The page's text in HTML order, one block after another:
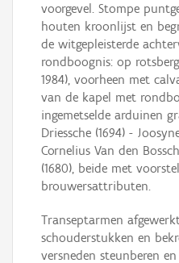
voorgevel. Stompe
houten kroonlijst en
de witgepleisterde
rondboognis: op
1984), voorheen met
van de kapel met
ingemetselde arduinen
Driessche (1694) -
Cornelius Van den
(1680), beide met
brouwersattributen.
Transeptarmen
schouderstukken en
versneden steunberen